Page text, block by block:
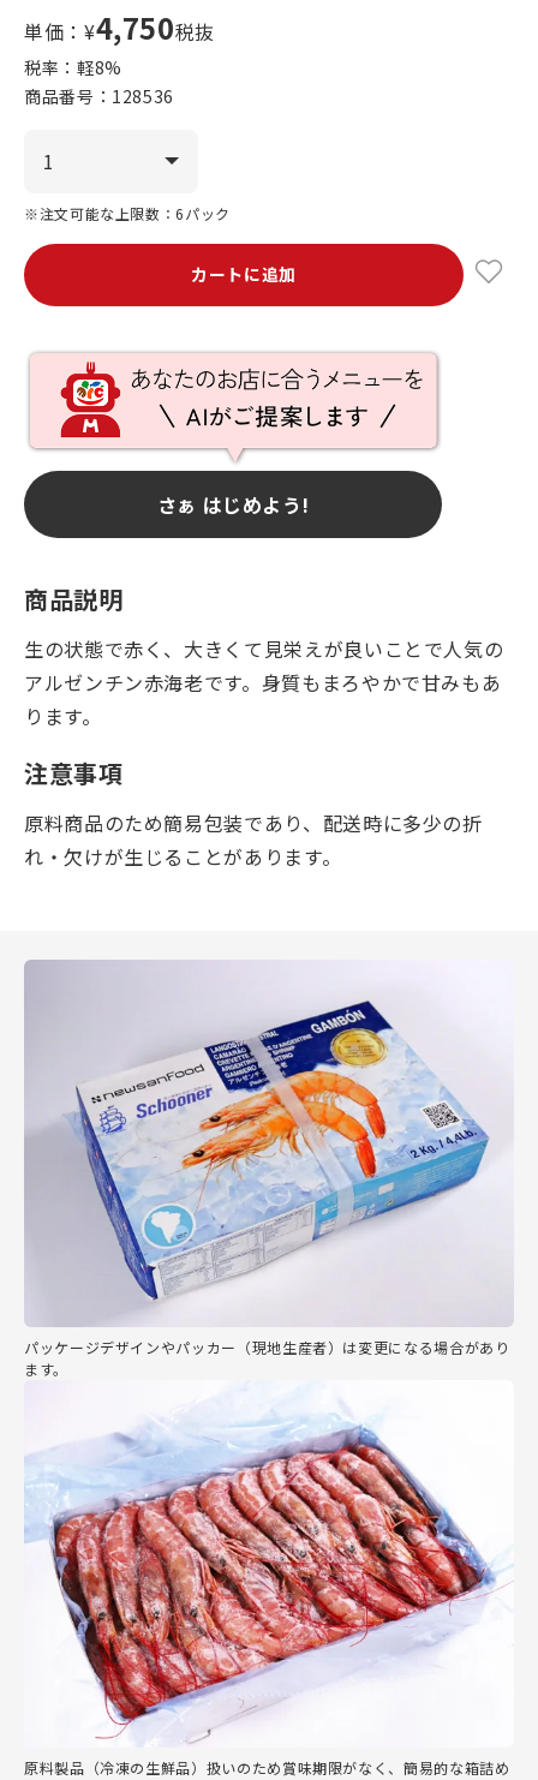
単価：¥4,750税抜
税率：軽8%
商品番号： 128536
※注文可能な上限数：6パック
カートに追加
さぁ はじめよう!
商品説明
生の状態で赤く、大きくて見栄えが良いことで人気の
アルゼンチン赤海老です。身質もまろやかで甘みもあ
ります。
注意事項
原料商品のため簡易包装であり、配送時に多少の折
れ・欠けが生じることがあります。
パッケージデザインやパッカー（現地生産者）は変更になる場合があり
ます。
原料製品（冷凍の生鮮品）扱いのため賞味期限がなく、簡易的な箱詰め